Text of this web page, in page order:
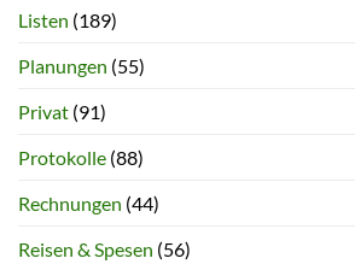
Listen (189)
Planungen (55)
Privat (91)
Protokolle (88)
Rechnungen (44)
Reisen & Spesen (56)